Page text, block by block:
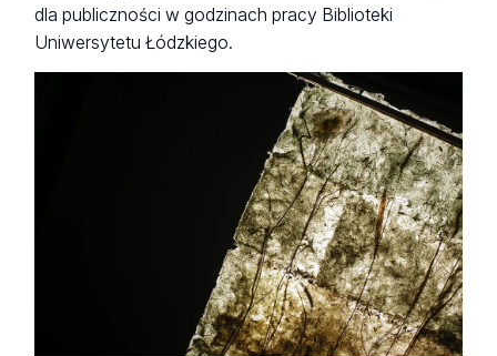
dla publiczności w godzinach pracy Biblioteki
Uniwersytetu Łódzkiego.